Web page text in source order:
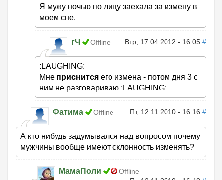
Я мужу ночью по лицу заехала за измену в
моем сне.
гЧ Offline Втр, 17.04.2012 - 16:05 #
:LAUGHING:
Мне приснится его измена - потом дня 3 с
ним не разговариваю :LAUGHING:
Фатима Offline Пт, 12.11.2010 - 16:16 #
А кто нибудь задумывался над вопросом почему
мужчины вообще имеют склонность изменять?
МамаПоли
Offline